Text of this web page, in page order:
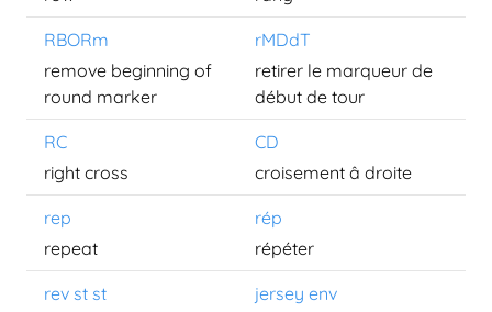
RBORm
rMDdT
remove beginning of
round marker
retirer le marqueur de
début de tour
RC
CD
right cross
croisement â droite
rep
rép
repeat
répéter
rev st st
jersey env